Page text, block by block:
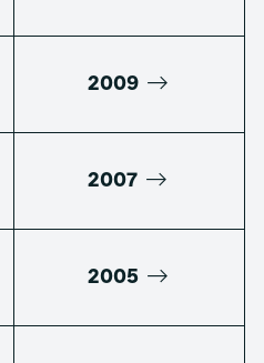
2009
2007
2005